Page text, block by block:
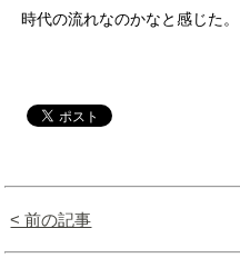
時代の流れなのかなと感じた。
< 前の記事